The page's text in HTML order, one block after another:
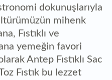
dokunuşlarıyla
mihenk
Fıstıklı ve
yemeğin favori
Antep Fıstıklı Sac
Fıstık bu lezzet